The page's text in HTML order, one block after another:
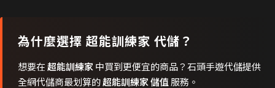
為什麼選擇 超能訓練家 代儲？
想要在超能訓練家中買到更便宜的商品？石頭手遊代儲提供
全網代儲商最划算的超能訓練家 儲值服務。